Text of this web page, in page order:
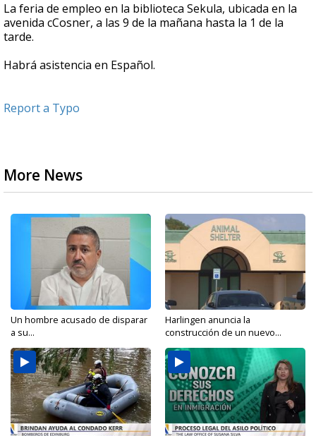
La feria de empleo en la biblioteca Sekula, ubicada en la
avenida cCosner, a las 9 de la mañana hasta la 1 de la
tarde.
Habrá asistencia en Español.
Report a Typo
More News
Un hombre acusado de disparar
a su...
Harlingen anuncia la
construcción de un nuevo...